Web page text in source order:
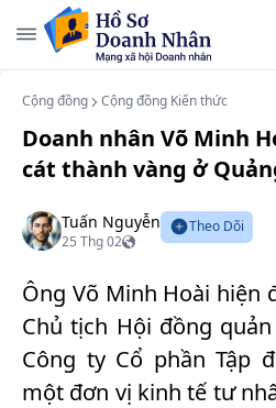
Cộng đồng Cộng đồng Kiến thức
Doanh nhân Võ Minh
cát thành vàng ở
Tuấn Nguyễn
25 Thg 02
Theo Dõi
Ông Võ Minh Hoài hiện
Chủ tịch Hội đồng
Công ty Cổ phần Tập
một đơn vị kinh tế tư